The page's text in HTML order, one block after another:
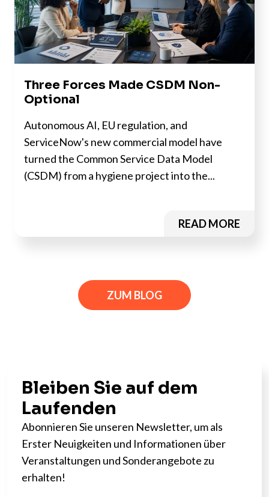
Three Forces Made CSDM Non-
Optional
Autonomous AI, EU regulation, and
ServiceNow's new commercial model have
turned the Common Service Data Model
(CSDM) from a hygiene project into the...
READ MORE
ZUM BLOG
Bleiben Sie auf dem
Laufenden
Abonnieren Sie unseren Newsletter, um als
Erster Neuigkeiten und Informationen über
Veranstaltungen und Sonderangebote zu
erhalten!